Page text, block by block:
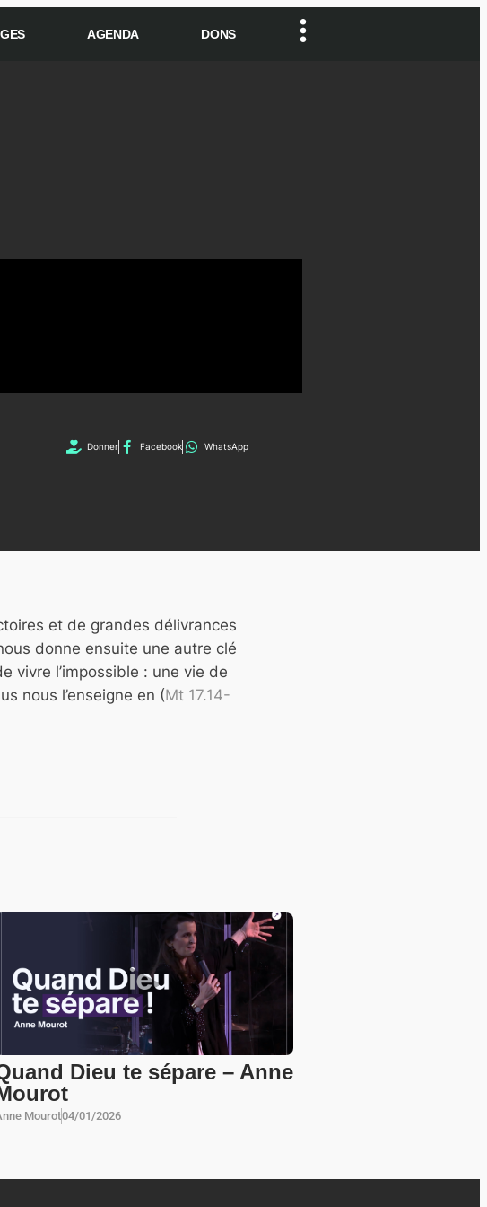
AGENDA DONS
Donner Facebook WhatsApp
et de grandes délivrances
donne ensuite une autre clé
vivre l’impossible : une vie de
nous l’enseigne en (Mt 17.14-
Dieu te sépare – Anne
Mourot04/01/2026